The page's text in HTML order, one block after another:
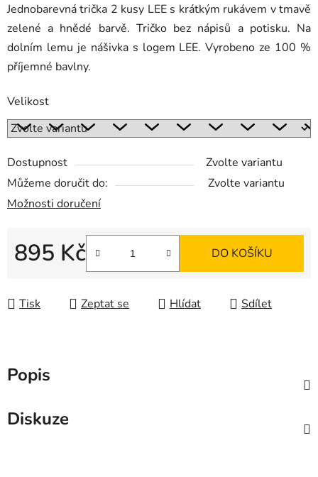
Jednobarevná trička 2 kusy LEE s krátkým rukávem v tmavě
zelené a hnědé barvě. Tričko bez nápisů a potisku. Na
dolním lemu je nášivka s logem LEE. Vyrobeno ze 100 %
příjemné bavlny.
Velikost
Dostupnost
Zvolte variantu
Můžeme doručit do:
Zvolte variantu
Možnosti doručení
895 Kč DO KOŠÍKU
Tisk Zeptat se Hlídat Sdílet
Popis
Diskuze